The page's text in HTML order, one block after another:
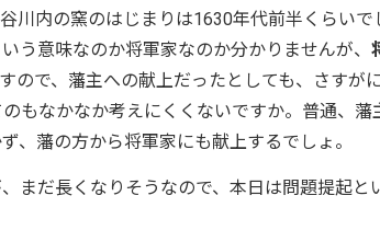
川内の窯のはじまりは1630年代前半くらいで
う意味なのか将軍家なのか分かりませんが、
ので、藩主への献上だったとしても、さすが
もなかなか考えにくくないですか。普通、藩
、藩の方から将軍家にも献上するでしょ。
まだ長くなりそうなので、本日は問題提起と